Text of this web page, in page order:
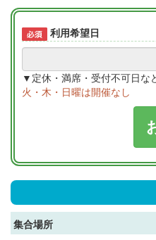
利用希望日
▼定休・満席・受付不可日な
火・木・日曜は開催なし
集合場所